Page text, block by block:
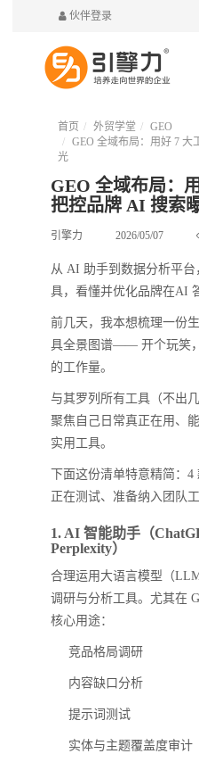
伙伴登录
首页 外贸学堂
GEO
GEO 全域布局：用好 7
光
GEO 全域布局：
把控品牌 AI 搜索
引擎力 2026/05/07
从 AI 助手到数据分析平
具，看懂并优化品牌在AI
前几天，我本想梳理一份
具全景图谱—— 开个玩笑
的工作量。
与其罗列所有工具（不出
聚焦自己日常真正在用、
实用工具。
下面这份清单特意精简：
正在测试、准备纳入团队
1. AI 智能助手（
Perplexity）
合理运用大语言模型（
调研与分析工具。尤其在
核心用途：
竞品格局调研
内容缺口分析
提示词测试
实体与主题覆盖度审计